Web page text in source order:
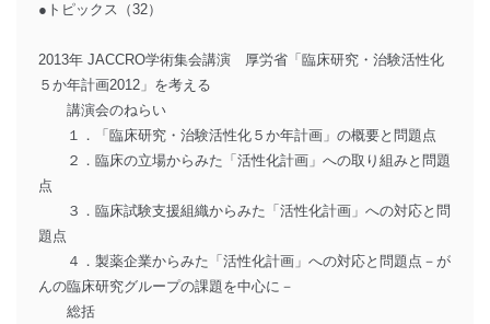
●トピックス（32）
2013年 JACCRO学術集会講演 厚労省「臨床研究・治験活性化
５か年計画2012」を考える
講演会のねらい
１．「臨床研究・治験活性化５か年計画」の概要と問題点
２．臨床の立場からみた「活性化計画」への取り組みと問題
点
３．臨床試験支援組織からみた「活性化計画」への対応と問
題点
４．製薬企業からみた「活性化計画」への対応と問題点－が
んの臨床研究グループの課題を中心に－
総括